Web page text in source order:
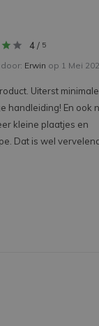
4/ 5
Erwin op 1 Mei
Uiterst minimale
handleiding! En ook
kleine plaatjes en
Dat is wel